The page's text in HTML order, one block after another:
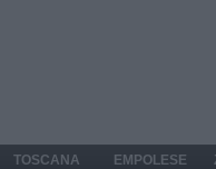
TOSCANA
EMPOLESE